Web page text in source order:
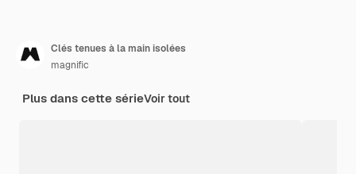
Clés tenues à la main isolées
magnific
Plus dans cette sérieVoir tout